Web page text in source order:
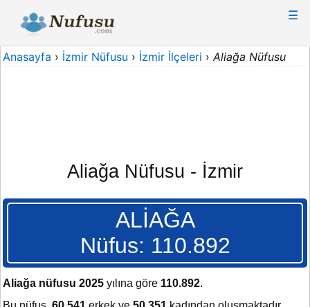
☰
Anasayfa › İzmir Nüfusu › İzmir İlçeleri › Aliağa Nüfusu
Aliağa Nüfusu - İzmir
ALİAĞA
Nüfus: 110.892
Aliağa nüfusu 2025 yılına göre 110.892.